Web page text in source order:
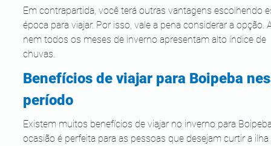
Em contrapartida, você terá outras vantagens escolhendo
época para viajar. Por isso, vale a pena considerar a opção.
nem todos os meses de inverno apresentam alto índice de
chuvas.
Benefícios de viajar para Boipeba
período
Existem muitos benefícios de viajar no inverno para
ocasião é perfeita para as pessoas que desejam curtir a ilha